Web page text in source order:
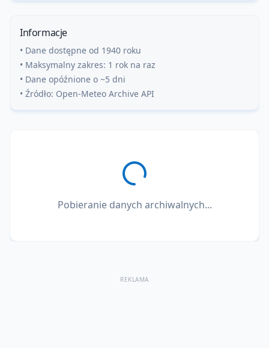
Informacje
• Dane dostępne od 1940 roku
• Maksymalny zakres: 1 rok na raz
• Dane opóźnione o ~5 dni
• Źródło: Open-Meteo Archive API
Pobieranie danych archiwalnych...
REKLAMA